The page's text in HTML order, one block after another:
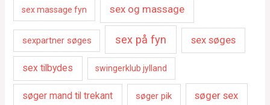
sex massage fyn sex og massage
sexpartner søges sex på fyn sex søges
sex tilbydes swingerklub jylland
søger mand til trekant søger pik søger sex